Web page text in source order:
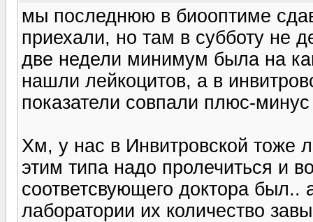
мы последнюю в биооптиме
приехали, но там в субботу не
две недели минимум была на
нашли лейкоцитов, а в
показатели совпали плюс-минус
Хм, у нас в Инвитровской тоже
этим типа надо пролечиться и
соответсвующего доктора
лаборатории их количество